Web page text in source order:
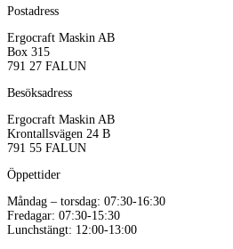
Postadress
Ergocraft Maskin AB
Box 315
791 27 FALUN
Besöksadress
Ergocraft Maskin AB
Krontallsvägen 24 B
791 55 FALUN
Öppettider
Måndag – torsdag: 07:30-16:30
Fredagar: 07:30-15:30
Lunchstängt: 12:00-13:00